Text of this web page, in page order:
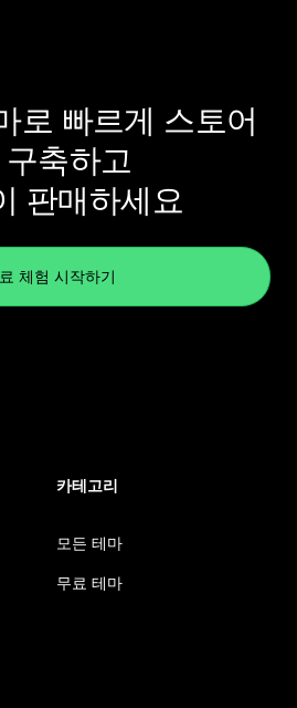
로 빠르게 스토어
구축하고
판매하세요
체험 시작하기
카테고리
모든 테마
무료 테마